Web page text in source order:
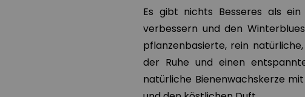
Es gibt nichts Besseres als
verbessern und den
pflanzenbasierte, rein
der Ruhe und einen
natürliche Bienenwachskerze